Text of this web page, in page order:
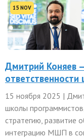
15 NOV
Дмитрий Коняев
15 ноября 2025 |
школы
стратегию, развитие
интеграцию МШП в